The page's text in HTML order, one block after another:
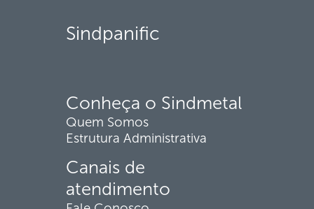
Sindpanific
Conheça o Sindmetal
Quem Somos
Estrutura Administrativa
Canais de
atendimento